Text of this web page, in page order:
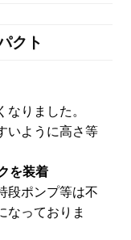
クト
りました。
いように高さ等
を装着
段ポンプ等は不
なっておりま